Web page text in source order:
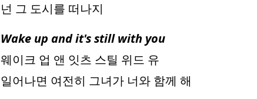
넌 그 도시를 떠나지
Wake up and it's still with you
웨이크 업 앤 잇츠 스틸 위드 유
일어나면 여전히 그녀가 너와 함께 해